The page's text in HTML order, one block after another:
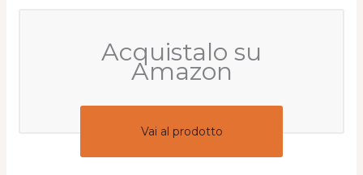
Acquistalo su
Amazon
Vai al prodotto